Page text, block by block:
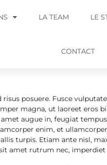
LA TEAM LE
CONTACT
posuere. Fusce
magna, ut laoreet eros
augue in, feugiat
enim, et
turpis. Etiam ante nisl,
amet rutrum nec,